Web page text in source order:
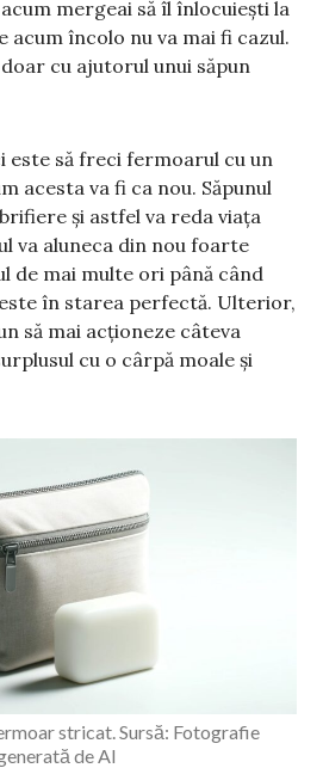
mergeai să îl înlocuiești la
acum încolo nu va mai fi cazul.
doar cu ajutorul unui săpun
este să freci fermoarul cu un
acesta va fi ca nou. Săpunul
și astfel va reda viața
va aluneca din nou foarte
de mai multe ori până când
în starea perfectă. Ulterior,
să mai acționeze câteva
cu o cârpă moale și
stricat. Sursă: Fotografie
de AI